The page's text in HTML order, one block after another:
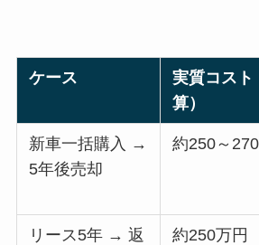
ケース
実質コスト
算）
新車一括購入 →
5年後売却
約250～
リース5年 → 返
約250万円